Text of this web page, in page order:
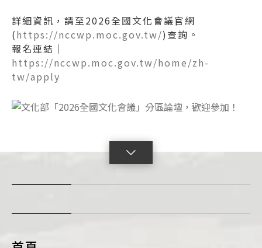
詳細資訊，請至2026全國文化會議官網
(https://nccwp.moc.gov.tw/)查詢。
報名連結｜
https://nccwp.moc.gov.tw/home/zh-
tw/apply